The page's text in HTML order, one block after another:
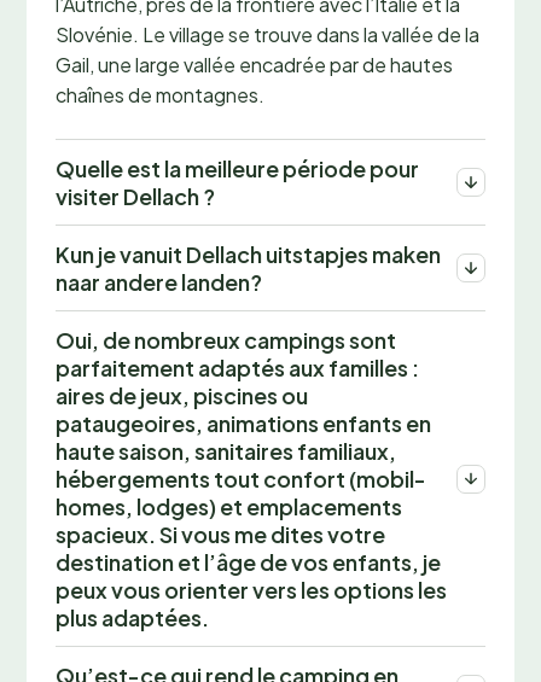
Slovénie. Le village se trouve dans la vallée de la
Gail, une large vallée encadrée par de hautes
chaînes de montagnes.
Quelle est la meilleure période pour
visiter Dellach ?
Kun je vanuit Dellach uitstapjes maken
naar andere landen?
Oui, de nombreux campings sont
parfaitement adaptés aux familles :
aires de jeux, piscines ou
pataugeoires, animations enfants en
haute saison, sanitaires familiaux,
hébergements tout confort (mobil-
homes, lodges) et emplacements
spacieux. Si vous me dites votre
destination et l’âge de vos enfants, je
peux vous orienter vers les options les
plus adaptées.
Qu’est-ce qui rend le camping en